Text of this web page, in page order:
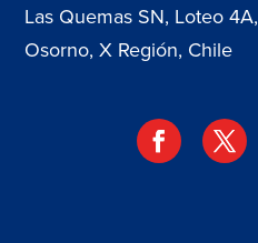
Las Quemas SN, Loteo 4A,
Osorno, X Región, Chile